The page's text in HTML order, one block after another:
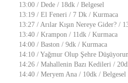
13:00 / Dede / 18dk / Belgesel
13:19 / El Feneri / 7 Dk / Kurmaca
13:27 / Arılar Kışın Nereye Gider? /
13:40 / Krampon / 11dk / Kurmaca
14:00 / Baston / 9dk / Kurmaca
14:10 / Yağmur Olup Şehre
14:26 / Mahallenin Bazı Kedileri /
14:40 / Meryem Ana / 10dk / Belgesel